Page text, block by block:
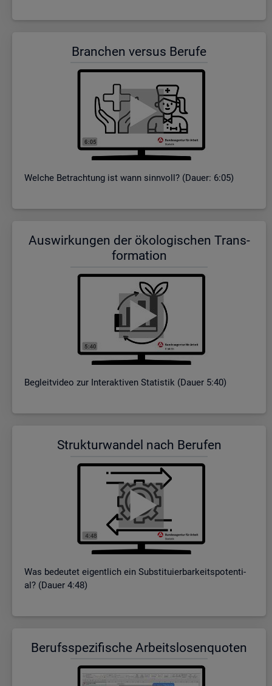
Bran­chen ver­sus Be­ru­fe
Wel­che Be­trach­tung ist wann sinn­voll? (Dauer: 6:05)
Aus­wir­kun­gen der öko­lo­gi­schen Trans­
for­ma­ti­on
Be­gleit­vi­deo zur In­ter­ak­ti­ven Sta­tis­tik (Dauer 5:40)
Struk­tur­wan­del nach Be­ru­fen
Was be­deu­tet ei­gent­lich ein Sub­sti­tu­ier­bar­keits­po­ten­ti­
al? (Dauer 4:48)
Be­rufs­spe­zi­fi­sche Ar­beits­lo­sen­quo­ten